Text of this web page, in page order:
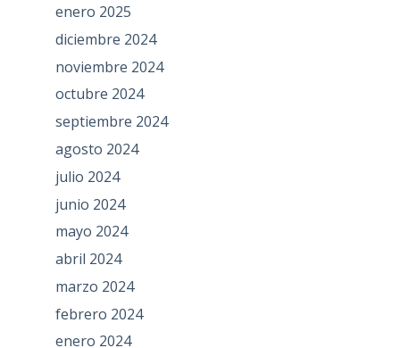
enero 2025
diciembre 2024
noviembre 2024
octubre 2024
septiembre 2024
agosto 2024
julio 2024
junio 2024
mayo 2024
abril 2024
marzo 2024
febrero 2024
enero 2024